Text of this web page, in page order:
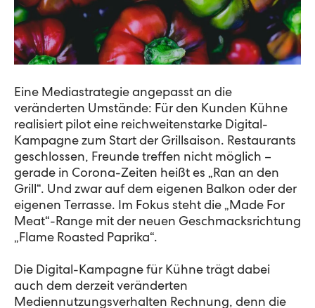
Eine Mediastrategie angepasst an die
veränderten Umstände: Für den Kunden Kühne
realisiert pilot eine reichweitenstarke Digital-
Kampagne zum Start der Grillsaison. Restaurants
geschlossen, Freunde treffen nicht möglich –
gerade in Corona-Zeiten heißt es „Ran an den
Grill“. Und zwar auf dem eigenen Balkon oder der
eigenen Terrasse. Im Fokus steht die „Made For
Meat“-Range mit der neuen Geschmacksrichtung
„Flame Roasted Paprika“.
Die Digital-Kampagne für Kühne trägt dabei
auch dem derzeit veränderten
Mediennutzungsverhalten Rechnung, denn die